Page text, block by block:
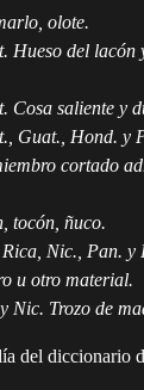
olote.
Hueso del lacón
Cosa saliente y
Guat., Hond. y
cortado
ñuco.
Nic., Pan. y
u otro material.
Nic. Trozo de
del diccionario